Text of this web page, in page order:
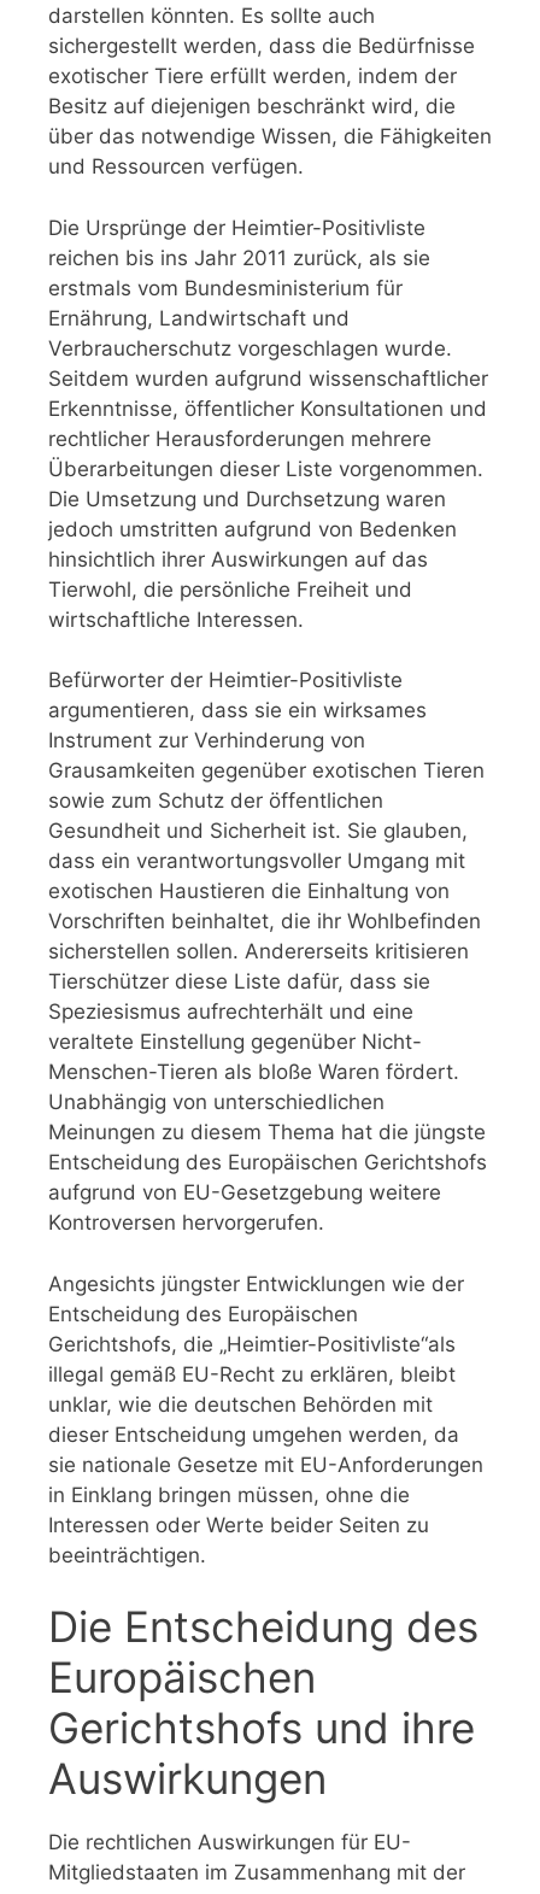
darstellen könnten. Es sollte auch
sichergestellt werden, dass die Bedürfnisse
exotischer Tiere erfüllt werden, indem der
Besitz auf diejenigen beschränkt wird, die
über das notwendige Wissen, die Fähigkeiten
und Ressourcen verfügen.
Die Ursprünge der Heimtier-Positivliste
reichen bis ins Jahr 2011 zurück, als sie
erstmals vom Bundesministerium für
Ernährung, Landwirtschaft und
Verbraucherschutz vorgeschlagen wurde.
Seitdem wurden aufgrund wissenschaftlicher
Erkenntnisse, öffentlicher Konsultationen und
rechtlicher Herausforderungen mehrere
Überarbeitungen dieser Liste vorgenommen.
Die Umsetzung und Durchsetzung waren
jedoch umstritten aufgrund von Bedenken
hinsichtlich ihrer Auswirkungen auf das
Tierwohl, die persönliche Freiheit und
wirtschaftliche Interessen.
Befürworter der Heimtier-Positivliste
argumentieren, dass sie ein wirksames
Instrument zur Verhinderung von
Grausamkeiten gegenüber exotischen Tieren
sowie zum Schutz der öffentlichen
Gesundheit und Sicherheit ist. Sie glauben,
dass ein verantwortungsvoller Umgang mit
exotischen Haustieren die Einhaltung von
Vorschriften beinhaltet, die ihr Wohlbefinden
sicherstellen sollen. Andererseits kritisieren
Tierschützer diese Liste dafür, dass sie
Speziesismus aufrechterhält und eine
veraltete Einstellung gegenüber Nicht-
Menschen-Tieren als bloße Waren fördert.
Unabhängig von unterschiedlichen
Meinungen zu diesem Thema hat die jüngste
Entscheidung des Europäischen Gerichtshofs
aufgrund von EU-Gesetzgebung weitere
Kontroversen hervorgerufen.
Angesichts jüngster Entwicklungen wie der
Entscheidung des Europäischen
Gerichtshofs, die „Heimtier-Positivliste“als
illegal gemäß EU-Recht zu erklären, bleibt
unklar, wie die deutschen Behörden mit
dieser Entscheidung umgehen werden, da
sie nationale Gesetze mit EU-Anforderungen
in Einklang bringen müssen, ohne die
Interessen oder Werte beider Seiten zu
beeinträchtigen.
Die Entscheidung des
Europäischen
Gerichtshofs und ihre
Auswirkungen
Die rechtlichen Auswirkungen für EU-
Mitgliedstaaten im Zusammenhang mit der